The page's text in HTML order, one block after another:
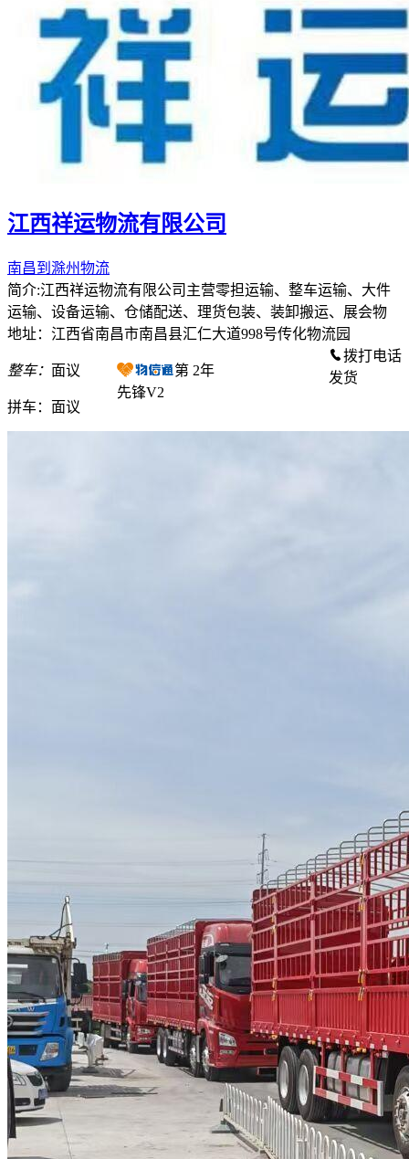
江西祥运物流有限公司
南昌到滁州物流
简介:江西祥运物流有限公司主营零担运输、整车运输、大件
运输、设备运输、仓储配送、理货包装、装卸搬运、展会物
地址：江西省南昌市南昌县汇仁大道998号传化物流园
整车： 面议
拼车： 面议
第 2年
先锋V2
拨打电话
发货